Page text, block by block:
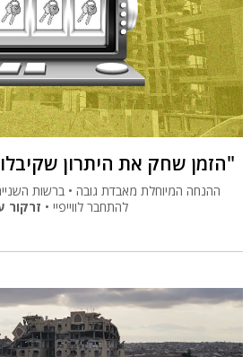
הזמן שחק את היתרון שקיבלו זוכי "דירה בהנחה"
ההנחה המיוחלת מאבדת גובה • ברשות
להתחבר לווייפיי • זרקור